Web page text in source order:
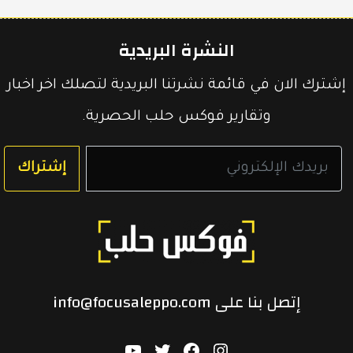
على
تويتر
في
الفيسبوك
على
لينكد
إن
النشرة البريدية
إشترك الان في قائمة نشرتنا البريدية لتصلك اخر اخبار
وتقارير فوكس حلب الحصرية.
إشتراك
إتصل بنا على info@focusaleppo.com